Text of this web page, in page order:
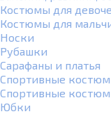
Костюмы для
Костюмы для
Носки
Рубашки
Сарафаны и платья
Спортивные
Спортивные
Юбки